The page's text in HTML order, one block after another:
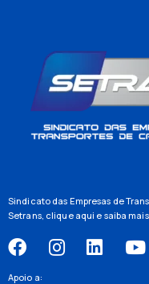
Sindicato das Empresas de
Setrans, clique aqui e saiba mais.
Apoio a: